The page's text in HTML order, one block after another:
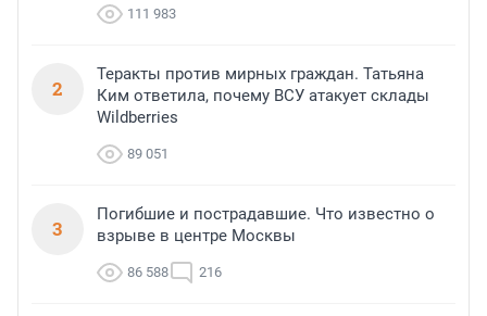
111 983
2
Теракты против мирных граждан. Татьяна
Ким ответила, почему ВСУ атакует склады
Wildberries
89 051
3
Погибшие и пострадавшие. Что известно о
взрыве в центре Москвы
86 588 216